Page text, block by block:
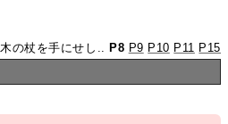
木の杖を手にせし..P8 P9 P10 P11 P15